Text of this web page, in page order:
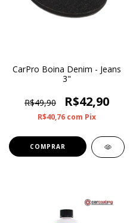
CarPro Boina Denim - Jeans
3"
R$49,90 R$42,90
R$40,76 com Pix